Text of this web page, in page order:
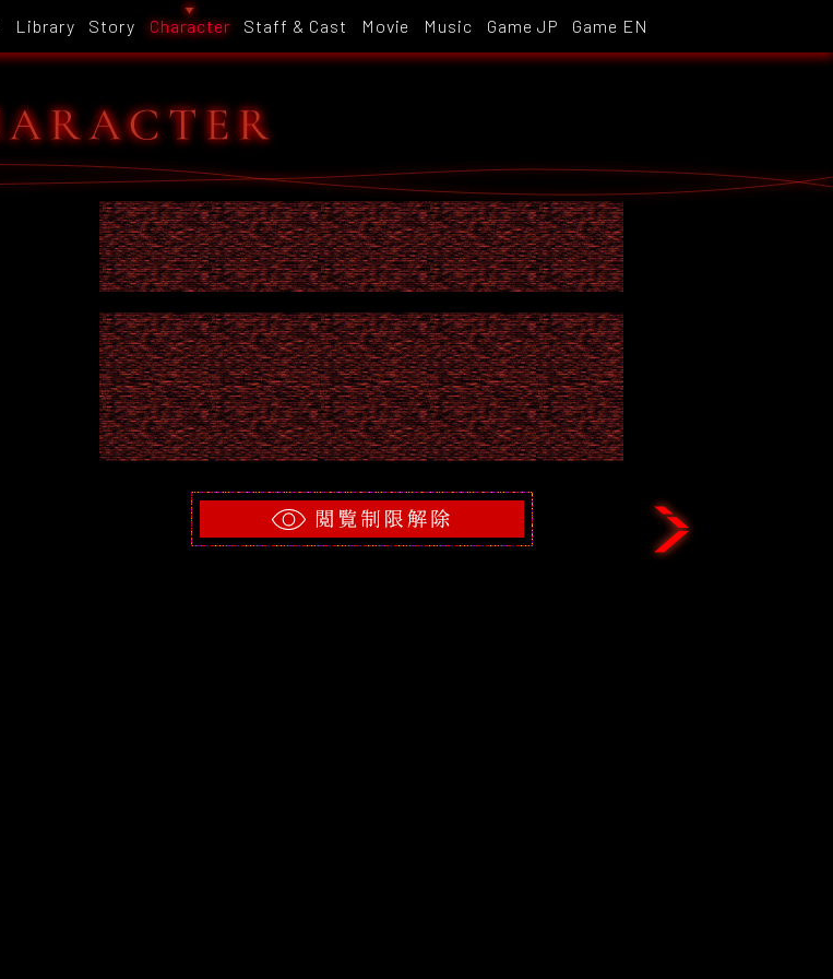
Library Story Character Staff & Cast Movie Music Game JP Game EN
ヒトヨ・ポープ
HITOYO POPE
トゲツ教の創始者にして、脳科学の権威。 本人は約２
０００年前に死亡しているが、彼女の遺伝情報を元につ
くられたデザインチルドレンであるキョウカは、その記
憶を受け継いでいる。